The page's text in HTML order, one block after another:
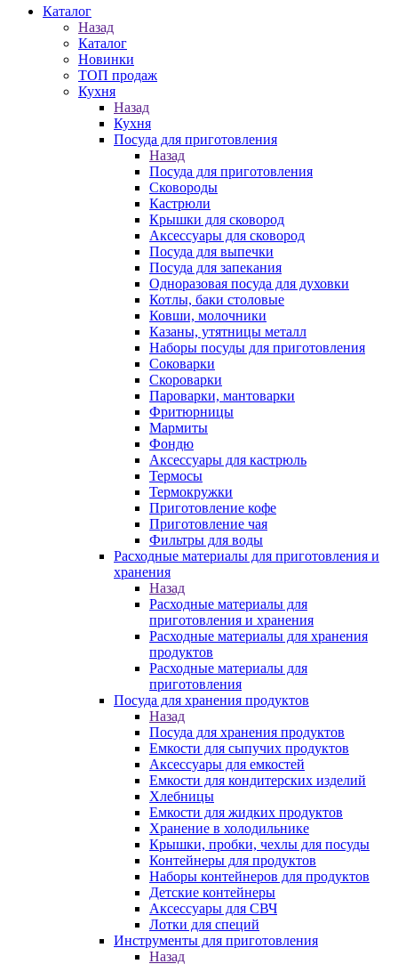
Каталог
Назад
Каталог
Новинки
ТОП продаж
Кухня
Назад
Кухня
Посуда для приготовления
Назад
Посуда для приготовления
Сковороды
Кастрюли
Крышки для сковород
Аксессуары для сковород
Посуда для выпечки
Посуда для запекания
Одноразовая посуда для духовки
Котлы, баки столовые
Ковши, молочники
Казаны, утятницы металл
Наборы посуды для приготовления
Соковарки
Скороварки
Пароварки, мантоварки
Фритюрницы
Мармиты
Фондю
Аксессуары для кастрюль
Термосы
Термокружки
Приготовление кофе
Приготовление чая
Фильтры для воды
Расходные материалы для приготовления и
хранения
Назад
Расходные материалы для
приготовления и хранения
Расходные материалы для хранения
продуктов
Расходные материалы для
приготовления
Посуда для хранения продуктов
Назад
Посуда для хранения продуктов
Емкости для сыпучих продуктов
Аксессуары для емкостей
Емкости для кондитерских изделий
Хлебницы
Емкости для жидких продуктов
Хранение в холодильнике
Крышки, пробки, чехлы для посуды
Контейнеры для продуктов
Наборы контейнеров для продуктов
Детские контейнеры
Аксессуары для СВЧ
Лотки для специй
Инструменты для приготовления
Назад